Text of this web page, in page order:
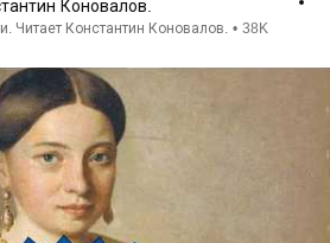
Коновалов.
Читает Константин Коновалов. • 38K